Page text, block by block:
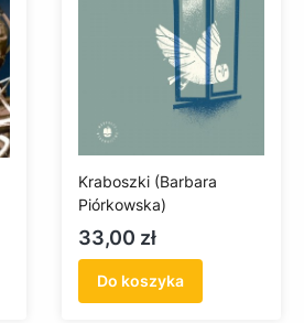
Kraboszki (Barbara
Piórkowska)
Cena
33,00 zł
Do koszyka